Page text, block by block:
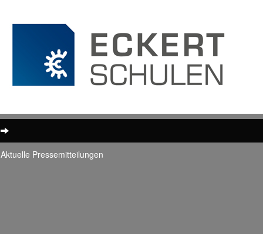
Aktuelle Pressemitteilungen